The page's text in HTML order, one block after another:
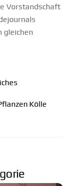
Vorstandschaft
gleichen
Kölle